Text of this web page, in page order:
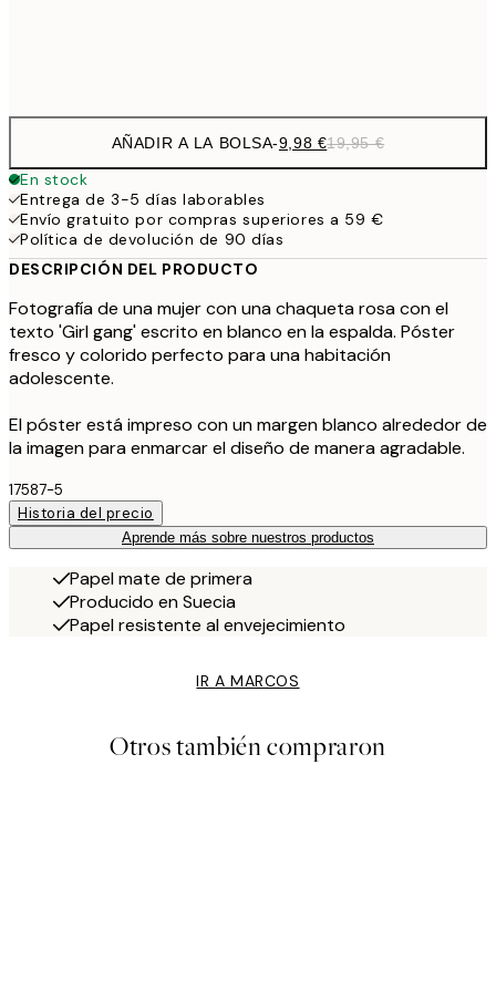
AÑADIR A LA BOLSA-9,98 €19,95 €
En stock
Entrega de 3-5 días laborables
Envío gratuito por compras superiores a 59 €
Política de devolución de 90 días
DESCRIPCIÓN DEL PRODUCTO
Fotografía de una mujer con una chaqueta rosa con el
texto 'Girl gang' escrito en blanco en la espalda. Póster
fresco y colorido perfecto para una habitación
adolescente.
El póster está impreso con un margen blanco alrededor de
la imagen para enmarcar el diseño de manera agradable.
17587-5
Historia del precio
Aprende más sobre nuestros productos
Papel mate de primera
Producido en Suecia
Papel resistente al envejecimiento
IR A MARCOS
Otros también compraron